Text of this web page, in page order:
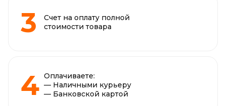
Счет на оплату полной
стоимости товара
Оплачиваете:
— Наличными курьеру
— Банковской картой